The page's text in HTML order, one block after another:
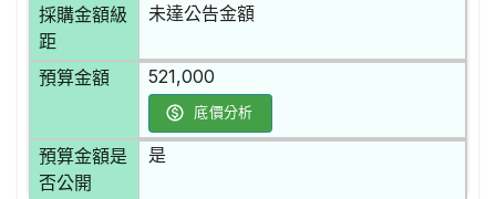
採購金額級
距
未達公告金額
預算金額 521,000
底價分析
預算金額是
否公開
是